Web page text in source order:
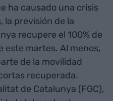
ha causado una crisis
la previsión de la
recupere el 100% de
este martes. Al menos,
de la movilidad
recuperada.
de Catalunya (FGC),